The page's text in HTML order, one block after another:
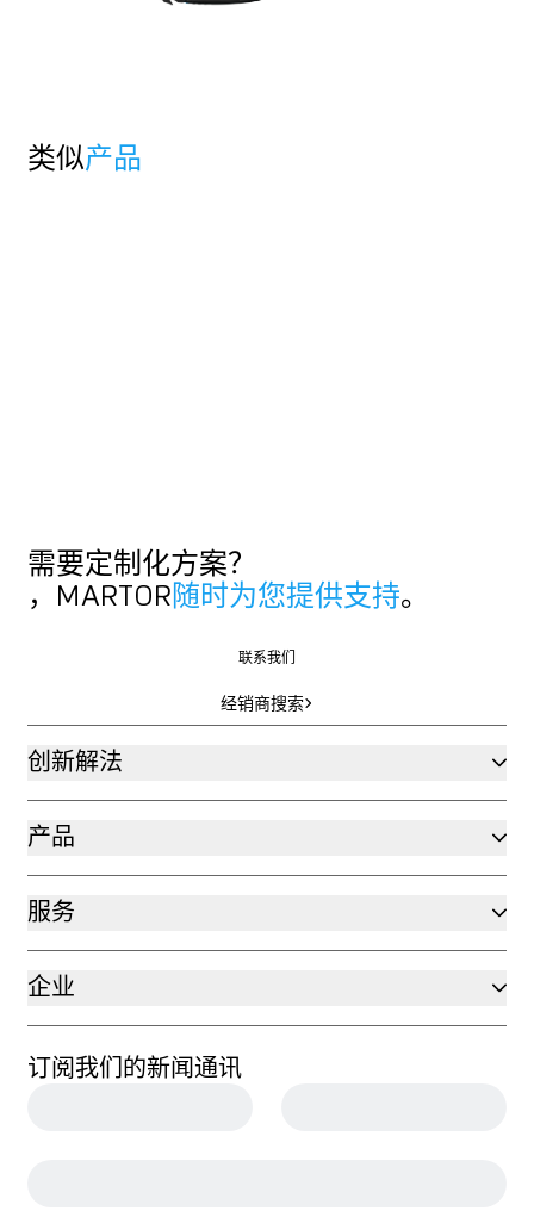
类似产品
需要定制化方案？
，MARTOR 随时为您提供支持。
联系我们
经销商搜索
创新解法
产品
服务
企业
订阅我们的新闻通讯